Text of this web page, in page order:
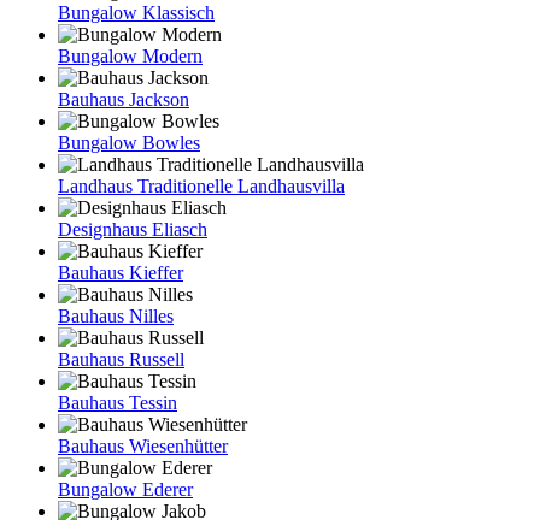
Bungalow Klassisch
Bungalow Modern
Bauhaus Jackson
Bungalow Bowles
Landhaus Traditionelle Landhausvilla
Designhaus Eliasch
Bauhaus Kieffer
Bauhaus Nilles
Bauhaus Russell
Bauhaus Tessin
Bauhaus Wiesenhütter
Bungalow Ederer